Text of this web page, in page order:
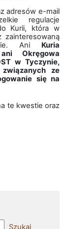
adresów e-mail
regulacje
Kurii, która w
Ani Kuria
Okręgowa
w Tyczynie,
związanych ze
się na
te kwestie oraz